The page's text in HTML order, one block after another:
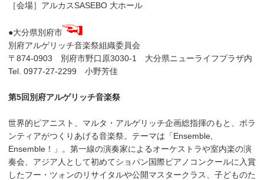
［会場］アルカスSASEBO 大ホール
●大分県別府市
別府アルゲリッチ音楽祭組織委員会
〒874-0903 別府市野口原3030-1 大分県ニューライフプラザ内
Tel. 0977-27-2299 小野芳佳
第5回別府アルゲリッチ音楽祭
世界的ピアニスト、マルタ・アルゲリッチ企画総指揮のもと、ボラ
ンティアがつくりあげる音楽祭。テーマは「Ensemble,
Ensemble！」。第一線の演奏家によるオーケストラや室内楽の演
奏会、アジア人として初めてショパン国際ピアノコンクールに入賞
したフー・ツォンのリサイタルや公開マスタークラス、子どものた